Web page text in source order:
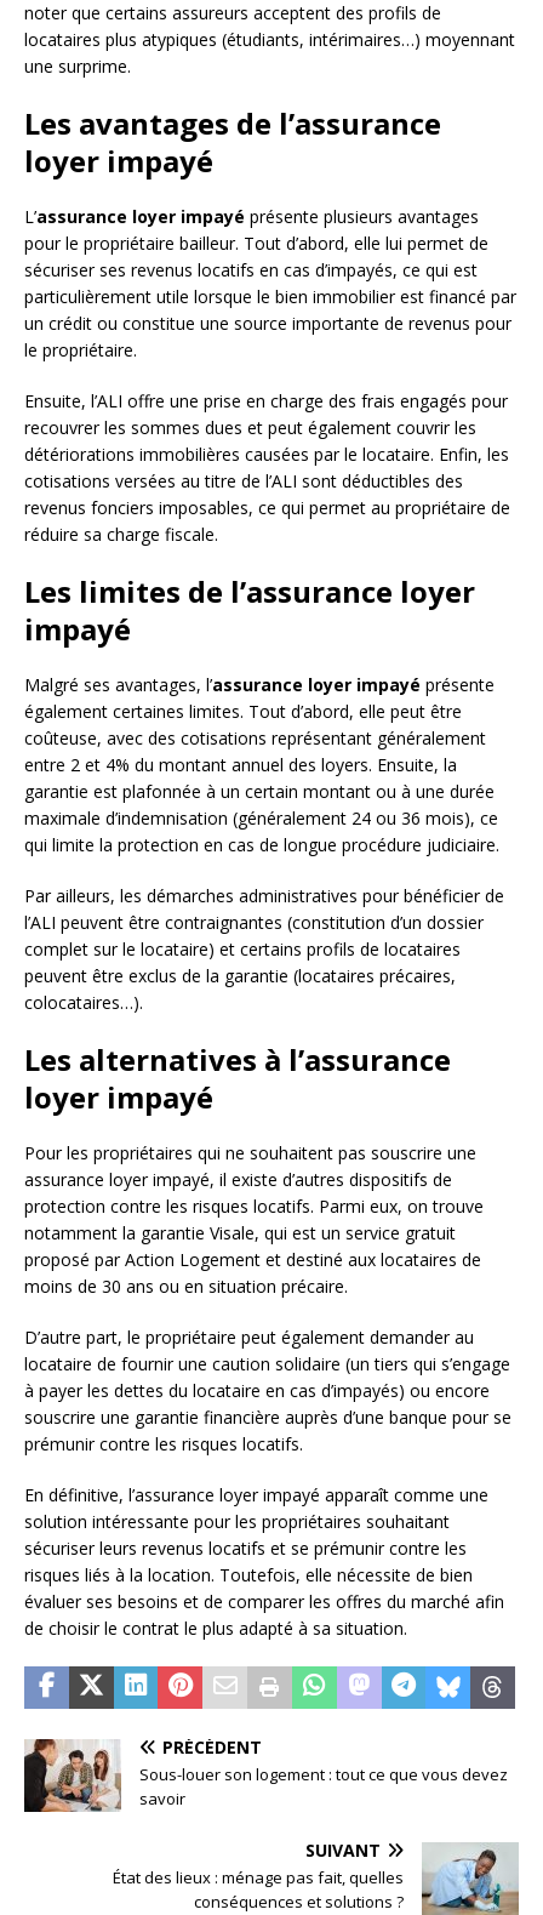
noter que certains assureurs acceptent des profils de
locataires plus atypiques (étudiants, intérimaires…) moyennant
une surprime.
Les avantages de l’assurance
loyer impayé
L’assurance loyer impayé présente plusieurs avantages
pour le propriétaire bailleur. Tout d’abord, elle lui permet de
sécuriser ses revenus locatifs en cas d’impayés, ce qui est
particulièrement utile lorsque le bien immobilier est financé par
un crédit ou constitue une source importante de revenus pour
le propriétaire.
Ensuite, l’ALI offre une prise en charge des frais engagés pour
recouvrer les sommes dues et peut également couvrir les
détériorations immobilières causées par le locataire. Enfin, les
cotisations versées au titre de l’ALI sont déductibles des
revenus fonciers imposables, ce qui permet au propriétaire de
réduire sa charge fiscale.
Les limites de l’assurance loyer
impayé
Malgré ses avantages, l’assurance loyer impayé présente
également certaines limites. Tout d’abord, elle peut être
coûteuse, avec des cotisations représentant généralement
entre 2 et 4% du montant annuel des loyers. Ensuite, la
garantie est plafonnée à un certain montant ou à une durée
maximale d’indemnisation (généralement 24 ou 36 mois), ce
qui limite la protection en cas de longue procédure judiciaire.
Par ailleurs, les démarches administratives pour bénéficier de
l’ALI peuvent être contraignantes (constitution d’un dossier
complet sur le locataire) et certains profils de locataires
peuvent être exclus de la garantie (locataires précaires,
colocataires…).
Les alternatives à l’assurance
loyer impayé
Pour les propriétaires qui ne souhaitent pas souscrire une
assurance loyer impayé, il existe d’autres dispositifs de
protection contre les risques locatifs. Parmi eux, on trouve
notamment la garantie Visale, qui est un service gratuit
proposé par Action Logement et destiné aux locataires de
moins de 30 ans ou en situation précaire.
D’autre part, le propriétaire peut également demander au
locataire de fournir une caution solidaire (un tiers qui s’engage
à payer les dettes du locataire en cas d’impayés) ou encore
souscrire une garantie financière auprès d’une banque pour se
prémunir contre les risques locatifs.
En définitive, l’assurance loyer impayé apparaît comme une
solution intéressante pour les propriétaires souhaitant
sécuriser leurs revenus locatifs et se prémunir contre les
risques liés à la location. Toutefois, elle nécessite de bien
évaluer ses besoins et de comparer les offres du marché afin
de choisir le contrat le plus adapté à sa situation.
PRÉCÉDENT
Sous-louer son logement : tout ce que vous devez
savoir
SUIVANT
État des lieux : ménage pas fait, quelles
conséquences et solutions ?